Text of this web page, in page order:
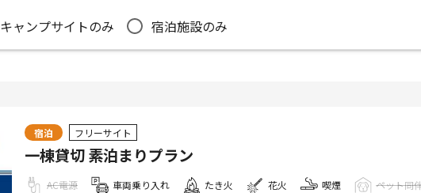
キャンプサイトのみ 宿泊施設のみ
宿泊 フリーサイト
一棟貸切 素泊まりプラン
AC電源 車両乗り入れ たき火 花火 喫煙 ペット同